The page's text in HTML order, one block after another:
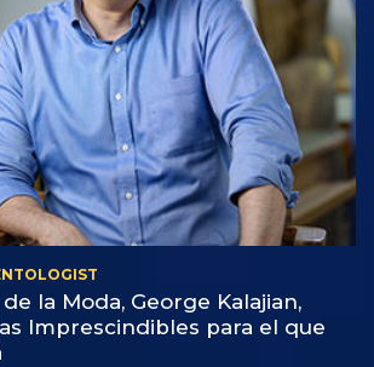
la Moda, George Kalajian,
Imprescindibles para el que